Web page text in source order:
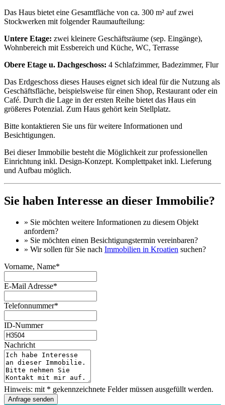
Das Haus bietet eine Gesamtfläche von ca. 300 m² auf zwei
Stockwerken mit folgender Raumaufteilung:
Untere Etage: zwei kleinere Geschäftsräume (sep. Eingänge),
Wohnbereich mit Essbereich und Küche, WC, Terrasse
Obere Etage u. Dachgeschoss: 4 Schlafzimmer, Badezimmer, Flur
Das Erdgeschoss dieses Hauses eignet sich ideal für die Nutzung als
Geschäftsfläche, beispielsweise für einen Shop, Restaurant oder ein
Café. Durch die Lage in der ersten Reihe bietet das Haus ein
größeres Potenzial. Zum Haus gehört kein Stellplatz.
Bitte kontaktieren Sie uns für weitere Informationen und
Besichtigungen.
Bei dieser Immobilie besteht die Möglichkeit zur professionellen
Einrichtung inkl. Design-Konzept. Komplettpaket inkl. Lieferung
und Aufbau möglich.
Sie haben Interesse an dieser Immobilie?
» Sie möchten weitere Informationen zu diesem Objekt
anfordern?
» Sie möchten einen Besichtigungstermin vereinbaren?
» Wir sollen für Sie nach Immobilien in Kroatien suchen?
Vorname, Name*
E-Mail Adresse*
Telefonnummer*
ID-Nummer
Nachricht
Hinweis: mit * gekennzeichnete Felder müssen ausgefüllt werden.